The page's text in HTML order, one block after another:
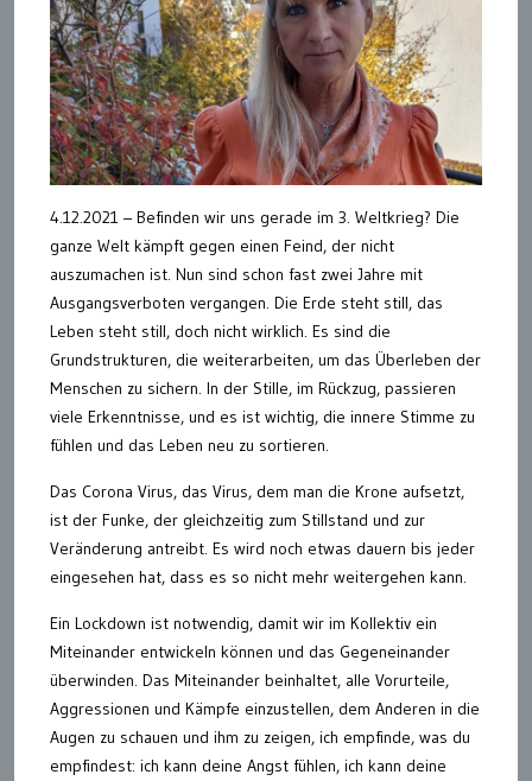
4.12.2021 – Befinden wir uns gerade im 3. Weltkrieg? Die
ganze Welt kämpft gegen einen Feind, der nicht
auszumachen ist. Nun sind schon fast zwei Jahre mit
Ausgangsverboten vergangen. Die Erde steht still, das
Leben steht still, doch nicht wirklich. Es sind die
Grundstrukturen, die weiterarbeiten, um das Überleben der
Menschen zu sichern. In der Stille, im Rückzug, passieren
viele Erkenntnisse, und es ist wichtig, die innere Stimme zu
fühlen und das Leben neu zu sortieren.
Das Corona Virus, das Virus, dem man die Krone aufsetzt,
ist der Funke, der gleichzeitig zum Stillstand und zur
Veränderung antreibt. Es wird noch etwas dauern bis jeder
eingesehen hat, dass es so nicht mehr weitergehen kann.
Ein Lockdown ist notwendig, damit wir im Kollektiv ein
Miteinander entwickeln können und das Gegeneinander
überwinden. Das Miteinander beinhaltet, alle Vorurteile,
Aggressionen und Kämpfe einzustellen, dem Anderen in die
Augen zu schauen und ihm zu zeigen, ich empfinde, was du
empfindest: ich kann deine Angst fühlen, ich kann deine